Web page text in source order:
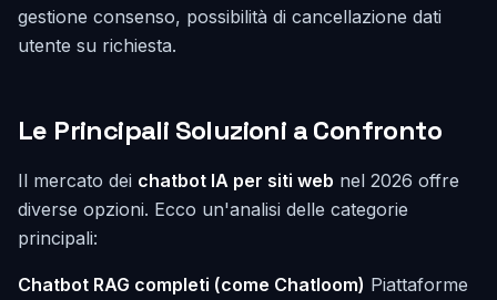
gestione consenso, possibilità di cancellazione dati
utente su richiesta.
Le Principali Soluzioni a Confronto
Il mercato dei chatbot IA per siti web nel 2026 offre
diverse opzioni. Ecco un'analisi delle categorie
principali:
Chatbot RAG completi (come Chatloom) Piattaforme